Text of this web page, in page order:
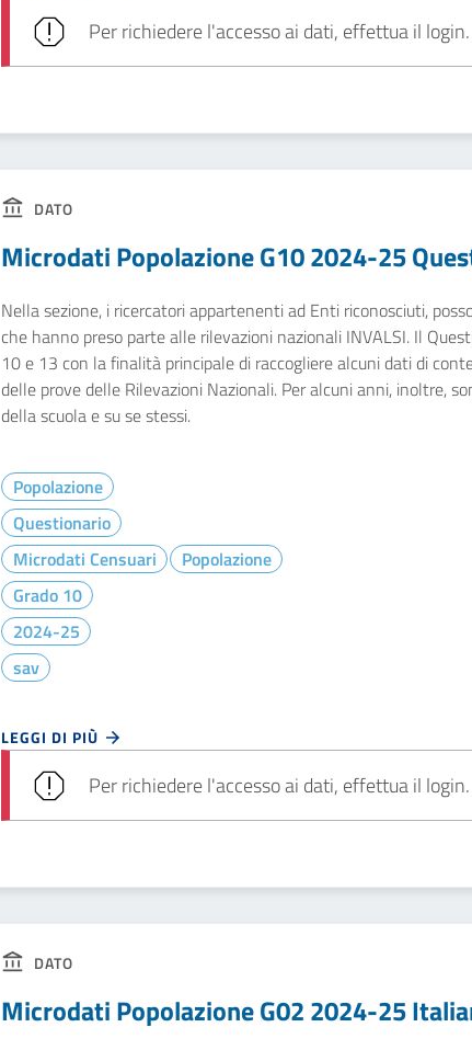
Per richiedere l'accesso ai dati, effettua il login.
DATO
Microdati Popolazione G10 2024-25
Nella sezione, i ricercatori appartenenti ad Enti riconosciuti,
che hanno preso parte alle rilevazioni nazionali INVALSI. Il
10 e 13 con la finalità principale di raccogliere alcuni dati di
delle prove delle Rilevazioni Nazionali. Per alcuni anni, inoltre,
della scuola e su se stessi.
Popolazione
Questionario
Microdati Censuari
Popolazione
Grado 10
2024-25
sav
LEGGI DI PIÙ
Per richiedere l'accesso ai dati, effettua il login.
DATO
Microdati Popolazione G02 2024-25